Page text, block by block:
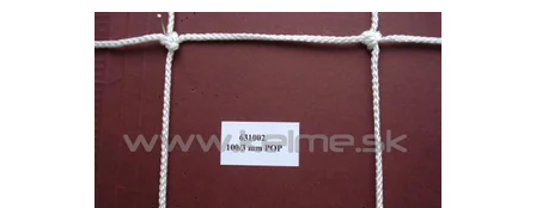
Uzlová ochranná sieť s nehorľavou úpravou vhodná na
priemyselné plochy, ako deliaca sieť, na futbalové a
multifunkčné ihriská. Materiál: Polypropylén Hrúbka: 3 mm
Veľkosť oka: 100 mm x...